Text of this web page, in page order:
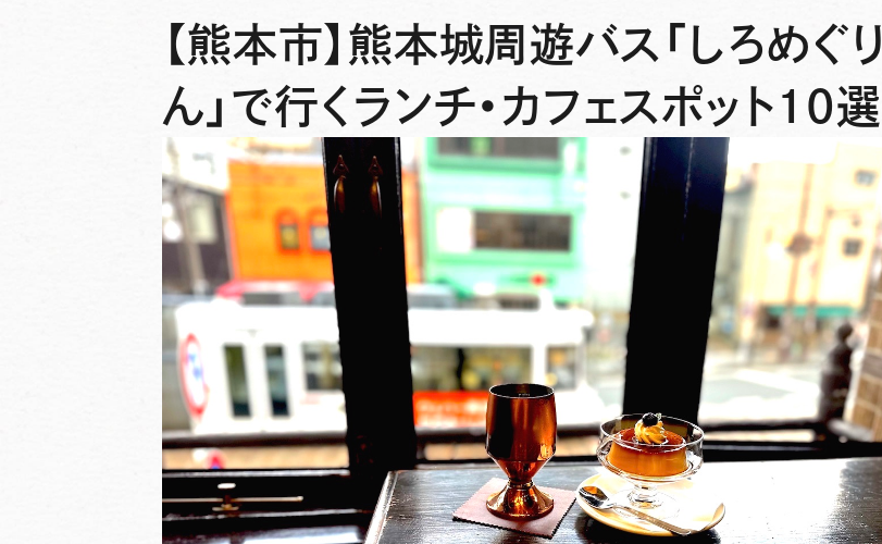
【熊本市】熊本城周遊バス「しろめぐり
ん」で行くランチ・カフェスポット10選